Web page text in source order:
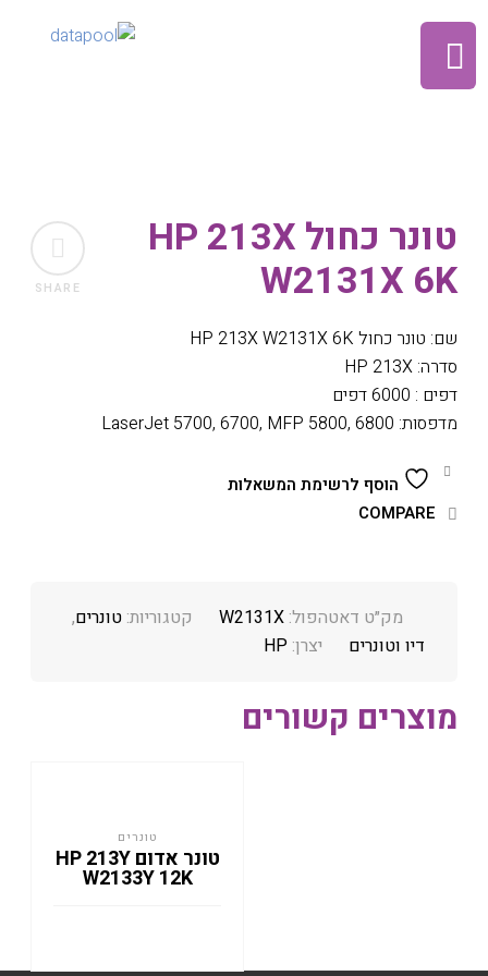
SHARE
טונר כחול HP 213X
W2131X 6K
שם: טונר כחול HP 213X W2131X 6K
סדרה: HP 213X
דפים : 6000 דפים
מדפסות: LaserJet 5700, 6700, MFP 5800, 6800
הוסף לרשימת המשאלות
COMPARE
מק״ט דאטהפול:W2131X קטגוריות:טונרים,
דיו וטונרים
יצרן:HP
מוצרים קשורים
טונרים
טונר אדום HP 213Y
W2133Y 12K